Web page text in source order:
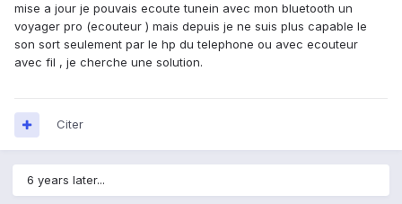
mise a jour je pouvais ecoute tunein avec mon bluetooth un
voyager pro (ecouteur ) mais depuis je ne suis plus capable le
son sort seulement par le hp du telephone ou avec ecouteur
avec fil , je cherche une solution.
Citer
6 years later...